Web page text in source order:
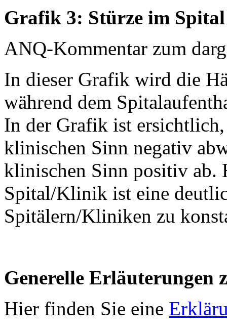
Grafik 3: Stürze im Spital
ANQ-Kommentar zum
In dieser Grafik wird die
während dem
In der Grafik ist
klinischen Sinn negativ
klinischen Sinn positiv ab.
Spital/Klinik ist eine
Spitälern/Kliniken zu
Generelle Erläuterungen
Hier finden Sie eine